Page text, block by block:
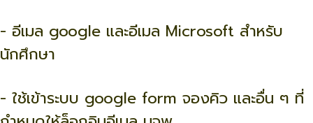
- อีเมล google และอีเมล Microsoft สำหรับ
นักศึกษา
- ใช้เข้าระบบ google form จองคิว และอื่น ๆ ที่